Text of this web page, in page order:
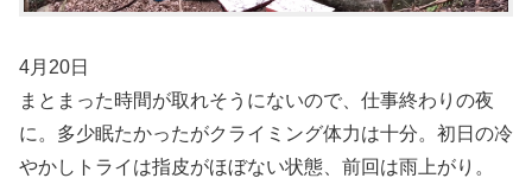
4月20日
まとまった時間が取れそうにないので、仕事終わりの夜
に。多少眠たかったがクライミング体力は十分。初日の冷
やかしトライは指皮がほぼない状態、前回は雨上がり。